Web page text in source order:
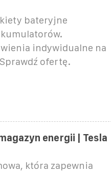
bateryjne
indywidualne na
ofertę.
energii | Tesla
która zapewnia